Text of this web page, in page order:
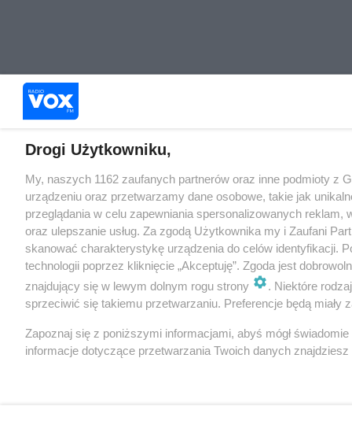
Drogi Użytkowniku,
My, naszych 1162 zaufanych partnerów oraz inne podmioty z
urządzeniu oraz przetwarzamy dane osobowe, takie jak
przeglądania w celu zapewniania spersonalizowanych
oraz ulepszanie usług. Za zgodą Użytkownika my i Zaufani
skanować charakterystykę urządzenia do celów identyfikacji.
technologii poprzez kliknięcie „Akceptuję”. Zgoda jest
znajdujący się w lewym dolnym rogu strony
. Niektóre
sprzeciwić się takiemu przetwarzaniu. Preferencje będą miały
Zapoznaj się z poniższymi informacjami, abyś mógł
informacje dotyczące przetwarzania Twoich danych